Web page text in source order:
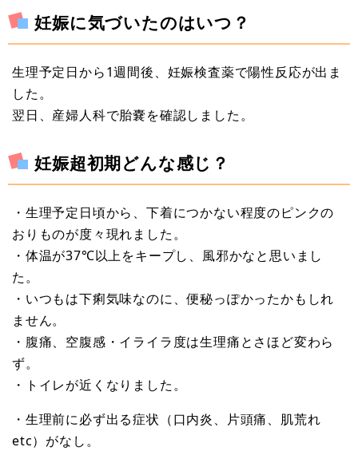
妊娠に気づいたのはいつ？
生理予定日から1週間後、妊娠検査薬で陽性反応が出ま
した。
翌日、産婦人科で胎嚢を確認しました。
妊娠超初期どんな感じ？
・生理予定日頃から、下着につかない程度のピンクの
おりものが度々現れました。
・体温が37℃以上をキープし、風邪かなと思いまし
た。
・いつもは下痢気味なのに、便秘っぽかったかもしれ
ません。
・腹痛、空腹感・イライラ度は生理痛とさほど変わら
ず。
・トイレが近くなりました。
・生理前に必ず出る症状（口内炎、片頭痛、肌荒れ
etc）がなし。